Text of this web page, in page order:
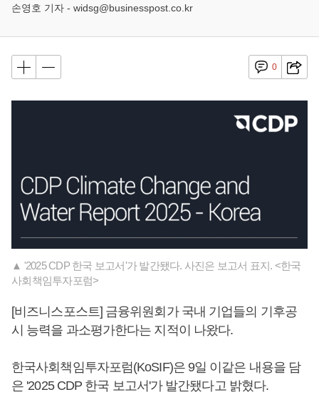
손영호 기자 - widsg@businesspost.co.kr
0
▲ '2025 CDP 한국 보고서'가 발간됐다. 사진은 보고서 표지. <한국
사회책임투자포럼>
[비즈니스포스트] 금융위원회가 국내 기업들의 기후공
시 능력을 과소평가한다는 지적이 나왔다.
한국사회책임투자포럼(KoSIF)은 9일 이같은 내용을 담
은 '2025 CDP 한국 보고서'가 발간됐다고 밝혔다.